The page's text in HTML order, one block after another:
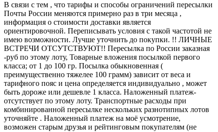
В связи с тем , что тарифы и способы ограничений пересылки
Почты России меняются примерно раз в три месяца ,
информация о стоимости доставки является
ориентировочной. Переписывать условия с такой частотой не
имею возможности. Лучше уточнить до покупки. !! ЛИЧНЫЕ
ВСТРЕЧИ ОТСУТСТВУЮТ!! Пересылка по России заказная
-руб по этому лоту, Товарные вложения посылкой первого
класса; от 1 до 100 гр. Посылка обыкновенная (
преимущественно тяжелее 100 грамм) зависит от веса и
тарифного пояс и цена определяется индивидуально , может
быть дороже или дешевле 1 класса. Наложенный платеж-
отсутствует по этому лоту. Транспортные расходы при
комбинированной пересылке нескольких разнотипных лотов
уточняйте . Наложенный платеж на моё усмотрение,
возможен старым друзья и рейтинговым покупателям (не